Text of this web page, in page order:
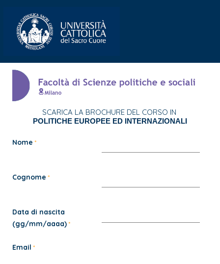
SCARICA LA BROCHURE DEL CORSO IN
POLITICHE EUROPEE ED INTERNAZIONALI
Nome
Cognome
Data di nascita
(gg/mm/aaaa)
Email